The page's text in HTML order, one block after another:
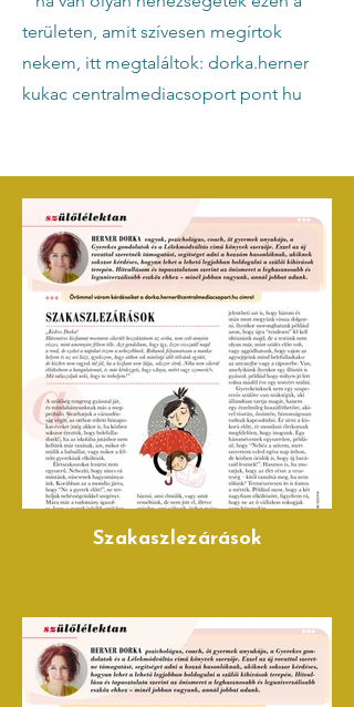
területen, amit szívesen megírtok
nekem, itt megtaláltok: dorka.herner
kukac centralmediacsoport pont hu
Szakaszlezárások